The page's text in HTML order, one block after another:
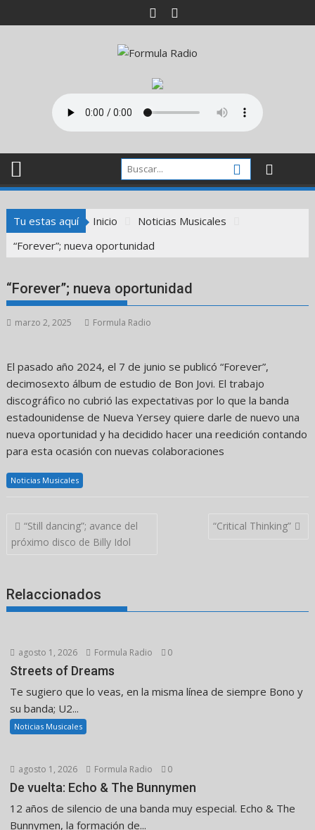
al
Tu estas aquí Inicio
Noticias Musicales
“Forever”; nueva oportunidad
“Forever”; nueva oportunidad
marzo 2, 2025 Formula Radio
El pasado año 2024, el 7 de junio se publicó “Forever”,
decimosexto álbum de estudio de Bon Jovi. El trabajo
discográfico no cubrió las expectativas por lo que la banda
estadounidense de Nueva Yersey quiere darle de nuevo una
nueva oportunidad y ha decidido hacer una reedición contando
para esta ocasión con nuevas colaboraciones
Noticias Musicales
Navegación
de
“Still dancing”; avance del
próximo disco de Billy Idol
“Critical Thinking”
Relaccionados
agosto 1, 2026 Formula Radio 0
Streets of Dreams
Te sugiero que lo veas, en la misma línea de siempre Bono y
su banda; U2...
Noticias Musicales
agosto 1, 2026 Formula Radio 0
De vuelta: Echo & The Bunnymen
12 años de silencio de una banda muy especial. Echo & The
Bunnymen, la formación de...